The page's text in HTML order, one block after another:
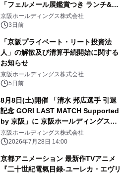
「フェルメール展鑑賞つき ランチ&水
上バス観光ツアー」を限定販売しま
す！
京阪ホールディングス株式会社
3日前
「京阪プライベート・リート投資法
人」の解散及び清算手続開始に関する
お知らせ
京阪ホールディングス株式会社
5日前
8月8日(土)開催 「清水 邦広選手 引退
記念 GORI LAST MATCH Supported
by 京阪」に 京阪ホールディングス㈱
が冠パートナーとして協賛
京阪ホールディングス株式会社
2026年7月28日 14:00
京都アニメーション 最新作TVアニメ
『二十世紀電氣目録-ユーレカ・エヴリ